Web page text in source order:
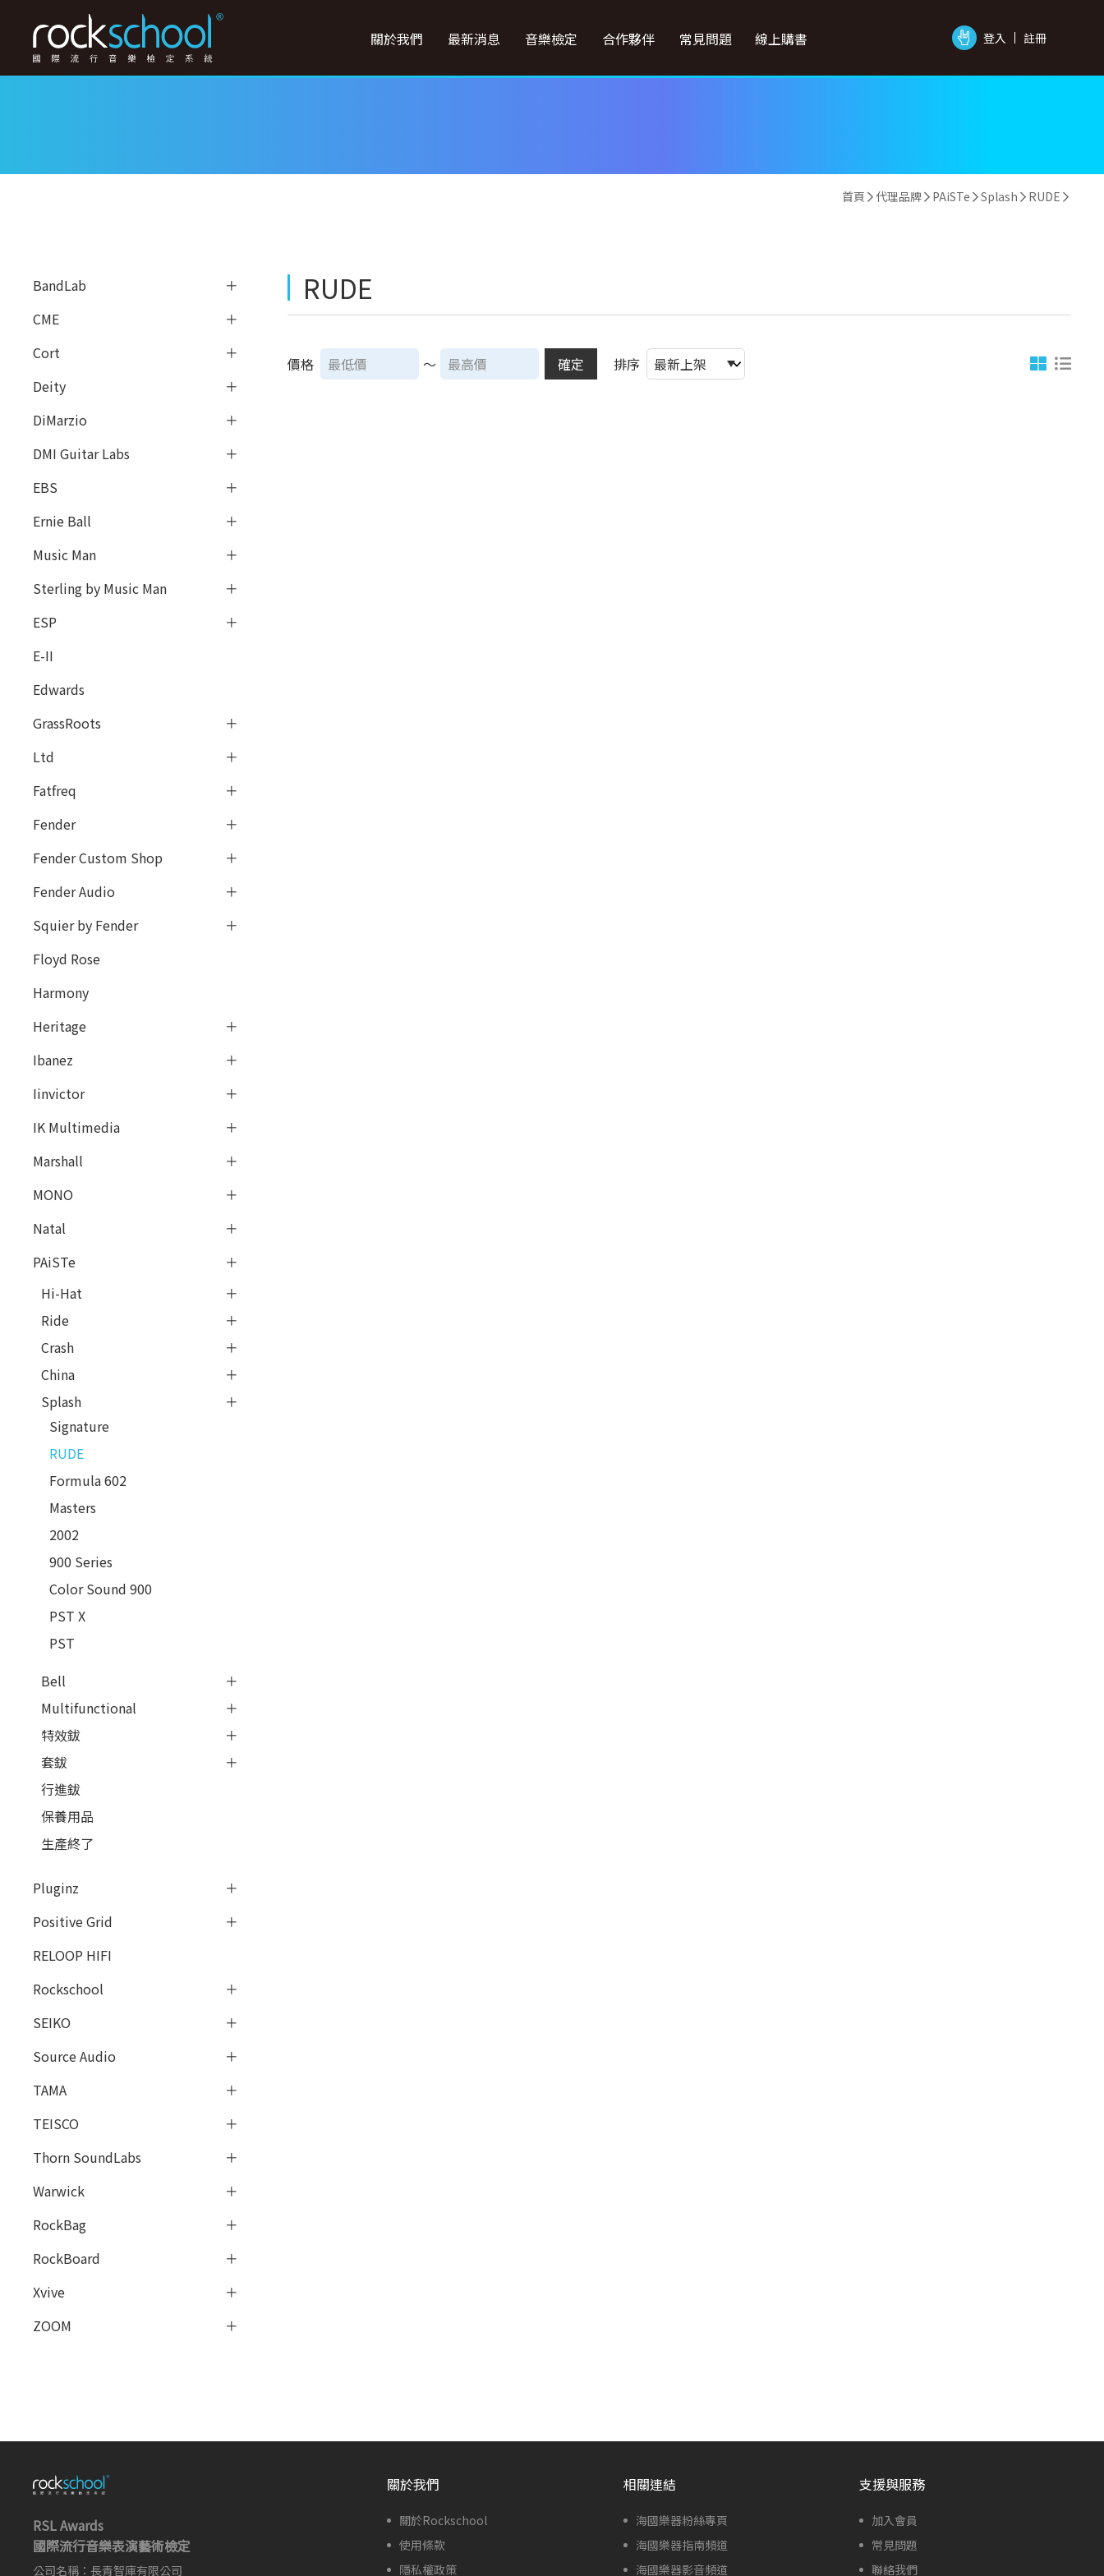
登入 註冊
關於我們 最新消息 音樂檢定 合作夥伴 常見問題 線上購書
首頁 代理品牌 PAiSTe Splash RUDE
BandLab
CME
Cort
Deity
DiMarzio
DMI Guitar Labs
EBS
Ernie Ball
Music Man
Sterling by Music Man
ESP
E-II
Edwards
GrassRoots
Ltd
Fatfreq
Fender
Fender Custom Shop
Fender Audio
Squier by Fender
Floyd Rose
Harmony
Heritage
Ibanez
Iinvictor
IK Multimedia
Marshall
MONO
Natal
PAiSTe
Hi-Hat
Ride
Crash
China
Splash
Signature
RUDE
Formula 602
Masters
2002
900 Series
Color Sound 900
PST X
PST
Bell
Multifunctional
特效鈸
套鈸
行進鈸
保養用品
生產終了
Pluginz
Positive Grid
RELOOP HIFI
Rockschool
SEIKO
Source Audio
TAMA
TEISCO
Thorn SoundLabs
Warwick
RockBag
RockBoard
Xvive
ZOOM
RUDE
價格 ～ 確定 排序
RSL Awards
國際流行音樂表演藝術檢定
公司名稱：長青智庫有限公司
關於我們
關於Rockschool
使用條款
隱私權政策
相關連結
海國樂器粉絲專頁
海國樂器指南頻道
海國樂器影音頻道
支援與服務
加入會員
常見問題
聯絡我們